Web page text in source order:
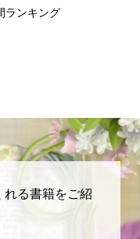
ランキング
れる書籍をご紹